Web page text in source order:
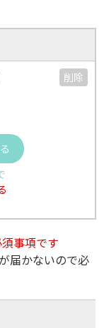
削除
事項です
届かないので必